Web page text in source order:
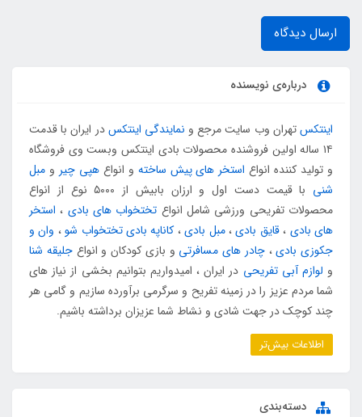
ارسال دیدگاه
درباره‌ی نویسنده
اینتکستهران وب سایت مرجع و نمایندگی اینتکسدر ایران با قدمت
۱۴ ساله اولین فروشنده محصولات بادی اینتکس وبست وی فروشگاه
و تولید کننده انواع استخر های پیش ساخته و انواعهپی چیر و مبل
شنی
با قیمت دست اول و ارزان بابیش از ۵۰۰۰ نوع از انواع
محصولات تفریحی ورزشی شامل انواع تختخواب های بادی ، استخر
های بادی ،قایق بادی،مبل بادی، کاناپه بادی تختخواب شو، وان و
جکوزی بادی،چادر های مسافرتی و بازی کودکان و انواعجلیقه شنا
و لوازم آبی تفریحی در ایران ، امیدواریم بتوانیم بخشی از نیاز های
شما مردم عزیز را در زمینه تفریح و سرگرمی برآورده سازیم و گامی هر
چند کوچک در جهت شادی و نشاط شما عزیزان برداشته باشیم.
اطلاعات بیش‌تر
دسته‌بندی